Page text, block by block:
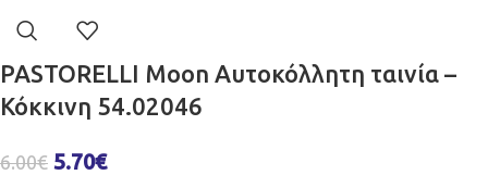
PASTORELLI Moon Aυτοκόλλητη ταινία –
Κόκκινη 54.02046
6.00€ 5.70€